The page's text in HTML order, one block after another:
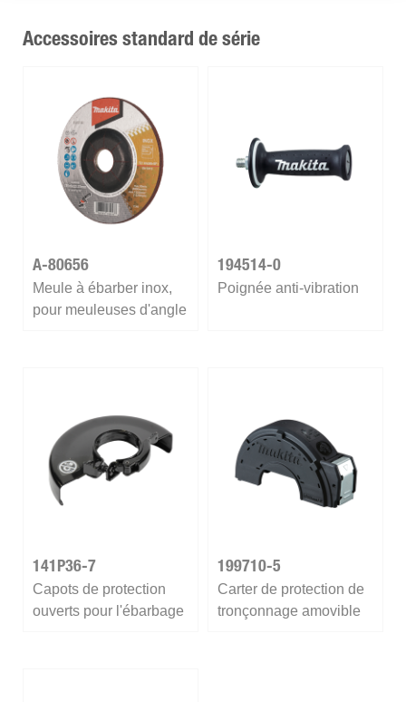
Accessoires standard de série
A-80656
Meule à ébarber inox,
pour meuleuses d'angle
194514-0
Poignée anti-vibration
141P36-7
Capots de protection
ouverts pour l'ébarbage
199710-5
Carter de protection de
tronçonnage amovible